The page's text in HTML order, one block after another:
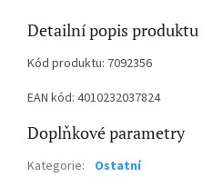
Detailní popis produktu
Kód produktu: 7092356
EAN kód: 4010232037824
Doplňkové parametry
Kategorie:
Ostatní